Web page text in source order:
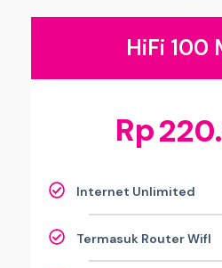
HiFi 100
Rp
Internet Unlimited
Termasuk Router WifI